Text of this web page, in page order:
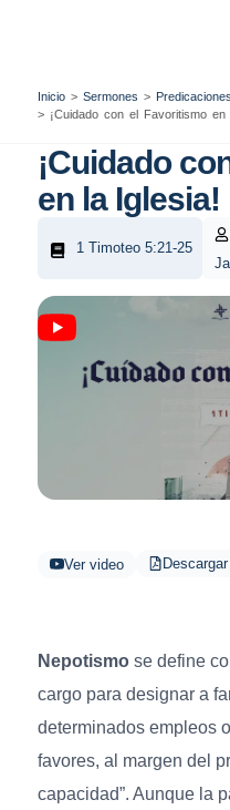
Inicio> Sermones > Predicaciones
> ¡Cuidado con el Favoritismo en
¡Cuidado
en la Iglesia!
1 Timoteo 5:21-25
Ver video
Nepotismose define
cargo para designar a
determinados empleos
favores, al margen del
capacidad”. Aunque la